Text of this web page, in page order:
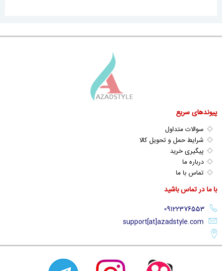
پیوندهای سریع
سوالات متداول
شرایط حمل و تحویل کالا
پیگیری خرید
درباره ما
تماس با ما
با ما در تماس باشید
support[at]azadstyle.com